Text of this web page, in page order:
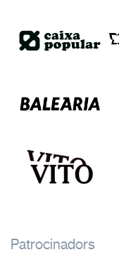
Patrocinadors